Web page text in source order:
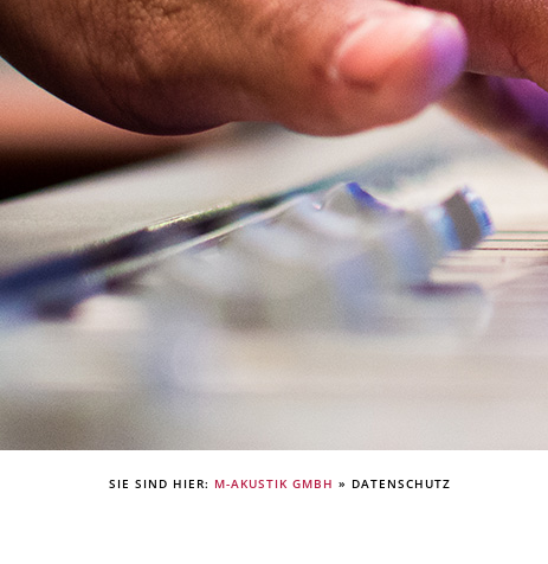
SIE SIND HIER: M-AKUSTIK GMBH » DATENSCHUTZ